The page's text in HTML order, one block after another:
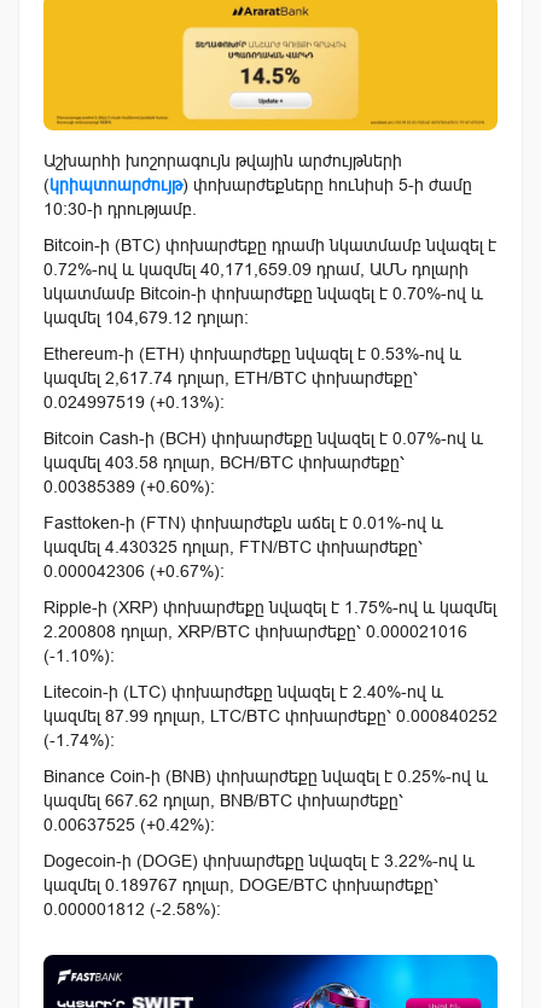
Աշխարհի խոշորագույն թվային արժույթների
(կրիպտոարժույթ) փոխարժեքները հունիսի 5-ի ժամը
10:30-ի դրությամբ.
Bitcoin-ի (BTC) փոխարժեքը դրամի նկատմամբ նվազել է
0.72%-ով և կազմել 40,171,659.09 դրամ, ԱՄՆ դոլարի
նկատմամբ Bitcoin-ի փոխարժեքը նվազել է 0.70%-ով և
կազմել 104,679.12 դոլար:
Ethereum-ի (ETH) փոխարժեքը նվազել է 0.53%-ով և
կազմել 2,617.74 դոլար, ETH/BTC փոխարժեքը՝
0.024997519 (+0.13%):
Bitcoin Cash-ի (BCH) փոխարժեքը նվազել է 0.07%-ով և
կազմել 403.58 դոլար, BCH/BTC փոխարժեքը՝
0.00385389 (+0.60%):
Fasttoken-ի (FTN) փոխարժեքն աճել է 0.01%-ով և
կազմել 4.430325 դոլար, FTN/BTC փոխարժեքը՝
0.000042306 (+0.67%):
Ripple-ի (XRP) փոխարժեքը նվազել է 1.75%-ով և կազմել
2.200808 դոլար, XRP/BTC փոխարժեքը՝ 0.000021016
(-1.10%):
Litecoin-ի (LTC) փոխարժեքը նվազել է 2.40%-ով և
կազմել 87.99 դոլար, LTC/BTC փոխարժեքը՝ 0.000840252
(-1.74%):
Binance Coin-ի (BNB) փոխարժեքը նվազել է 0.25%-ով և
կազմել 667.62 դոլար, BNB/BTC փոխարժեքը՝
0.00637525 (+0.42%):
Dogecoin-ի (DOGE) փոխարժեքը նվազել է 3.22%-ով և
կազմել 0.189767 դոլար, DOGE/BTC փոխարժեքը՝
0.000001812 (-2.58%):